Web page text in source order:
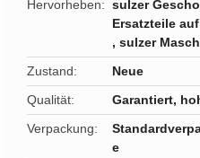
Hervorheben
sulzer
Ersatzteile auf
,sulzer
Zustand
Neue
Qualität
Garantiert,
Verpackung
e